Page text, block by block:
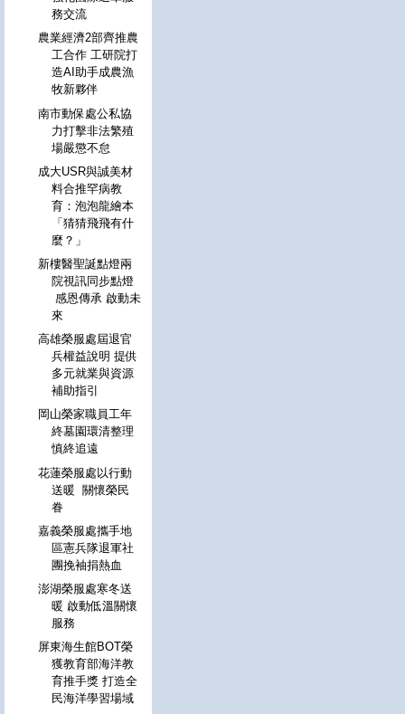
務交流
農業經濟2部齊推農
工合作 工研院打
造AI助手成農漁
牧新夥伴
南市動保處公私協
力打擊非法繁殖
場嚴懲不怠
成大USR與誠美材
料合推罕病教
育：泡泡龍繪本
「猜猜飛飛有什
麼？」
新樓醫聖誕點燈兩
院視訊同步點燈
感恩傳承 啟動未
來
高雄榮服處屆退官
兵權益說明 提供
多元就業與資源
補助指引
岡山榮家職員工年
終墓園環清整理
慎終追遠
花蓮榮服處以行動
送暖 關懷榮民
眷
嘉義榮服處攜手地
區憲兵隊退軍社
團挽袖捐熱血
澎湖榮服處寒冬送
暖 啟動低溫關懷
服務
屏東海生館BOT榮
獲教育部海洋教
育推手獎 打造全
民海洋學習場域